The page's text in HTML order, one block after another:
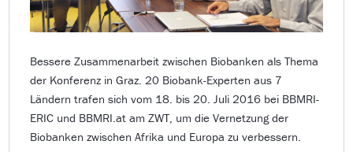
Bessere Zusammenarbeit zwischen Biobanken als Thema
der Konferenz in Graz. 20 Biobank-Experten aus 7
Ländern trafen sich vom 18. bis 20. Juli 2016 bei BBMRI-
ERIC und BBMRI.at am ZWT, um die Vernetzung der
Biobanken zwischen Afrika und Europa zu verbessern.